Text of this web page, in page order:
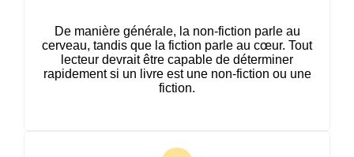
De manière générale, la non-fiction parle au
cerveau, tandis que la fiction parle au cœur. Tout
lecteur devrait être capable de déterminer
rapidement si un livre est une non-fiction ou une
fiction.